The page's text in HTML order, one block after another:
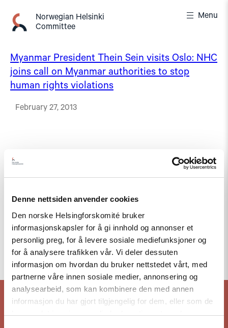
Denne nettsiden anvender cookies
Den norske Helsingforskomité bruker
informasjonskapsler for å gi innhold og annonser et
personlig preg, for å levere sosiale mediefunksjoner og
for å analysere trafikken vår. Vi deler dessuten
informasjon om hvordan du bruker nettstedet vårt, med
partnerne våre innen sosiale medier, annonsering og
analysearbeid, som kan kombinere den med annen
informasjon du har gjort tilgjengelig for dem, eller som de
har samlet inn gjennom din bruk av tjenestene deres.
content
Norwegian Helsinki
Committee
Menu
Myanmar President Thein Sein visits Oslo: NHC
joins call on Myanmar authorities to stop
human rights violations
February 27, 2013
To the top